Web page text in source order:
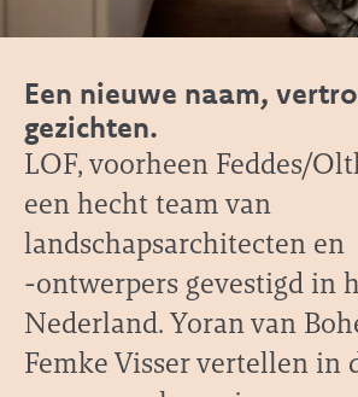
Een nieuwe naam,
gezichten.
LOF, voorheen Feddes/
een hecht team van
landschapsarchitecten en
-ontwerpers gevestigd in
Nederland. Yoran van
Femke Visser vertellen